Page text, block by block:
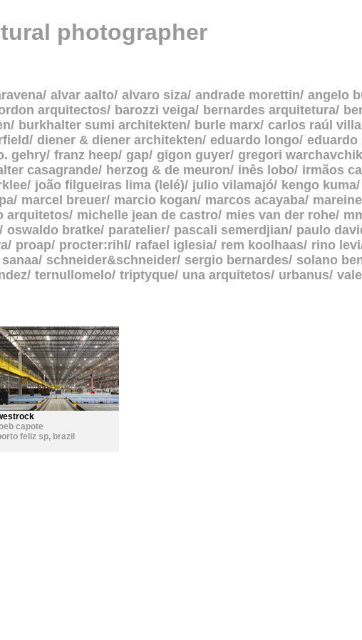
photographer
alvar aalto alvaro siza andrade morettin angelo
arquitectos barozzi veiga bernardes arquitetura
burkhalter sumi architekten burle marx carlos raúl
diener & diener architekten eduardo longo eduardo
gehry franz heep gap gigon guyer gregori warchavchik
casagrande herzog & de meuron inês lobo irmãos
joão filgueiras lima (lelé) julio vilamajó kengo kuma
marcel breuer marcio kogan marcos acayaba
arquitetos michelle jean de castro mies van der rohe
oswaldo bratke paratelier pascali semerdjian paulo
proap procter:rihl rafael iglesia rem koolhaas rino levi
sanaa schneider&schneider sergio bernardes solano
ternullomelo triptyque una arquitetos urbanus
capote
feliz sp, brazil